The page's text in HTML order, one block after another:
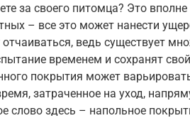
за своего питомца? Это вполне
– все это может нанести
ведь существует
временем и сохранят свой
покрытия может
затраченное на уход,
слово здесь – напольное